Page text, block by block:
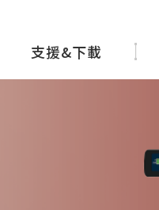
支援&下載